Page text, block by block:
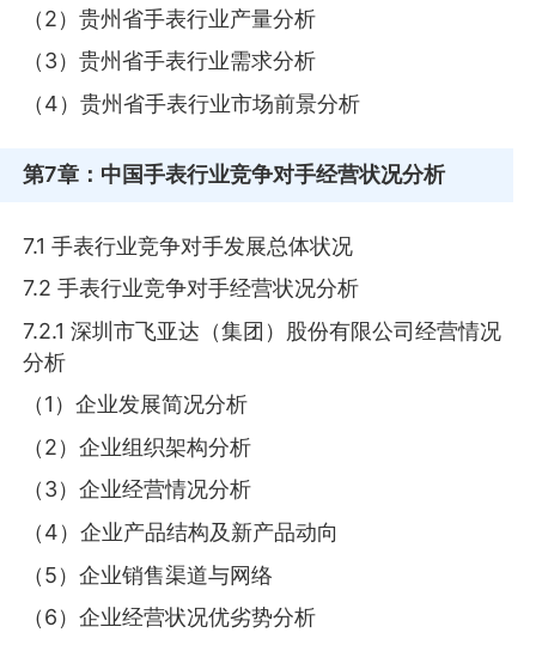
（2）贵州省手表行业产量分析
（3）贵州省手表行业需求分析
（4）贵州省手表行业市场前景分析
第7章 ：中国手表行业竞争对手经营状况分析
7.1 手表行业竞争对手发展总体状况
7.2 手表行业竞争对手经营状况分析
7.2.1 深圳市飞亚达（集团）股份有限公司经营情况
分析
（1）企业发展简况分析
（2）企业组织架构分析
（3）企业经营情况分析
（4）企业产品结构及新产品动向
（5）企业销售渠道与网络
（6）企业经营状况优劣势分析